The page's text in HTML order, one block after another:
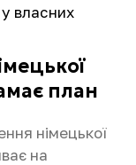
власних
план
німецької
на